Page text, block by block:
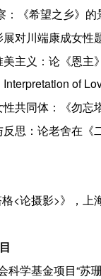
：《希望之乡》
对川端康成女
主义：论《恩
of
共同体：《勿
思：论老舍在《
格<论摄影>》，
科学基金项目“苏